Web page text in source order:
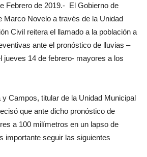
Febrero de 2019.- El Gobierno de
Marco Novelo a través de la Unidad
Civil reitera el llamado a la población a
ante el pronóstico de lluvias –
jueves 14 de febrero- mayores a los
Campos, titular de la Unidad Municipal
que ante dicho pronóstico de
a 100 milímetros en un lapso de
importante seguir las siguientes